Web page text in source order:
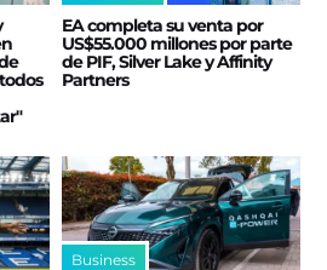
EA completa su venta por
US$55.000 millones por parte
de PIF, Silver Lake y Affinity
Partners
Business